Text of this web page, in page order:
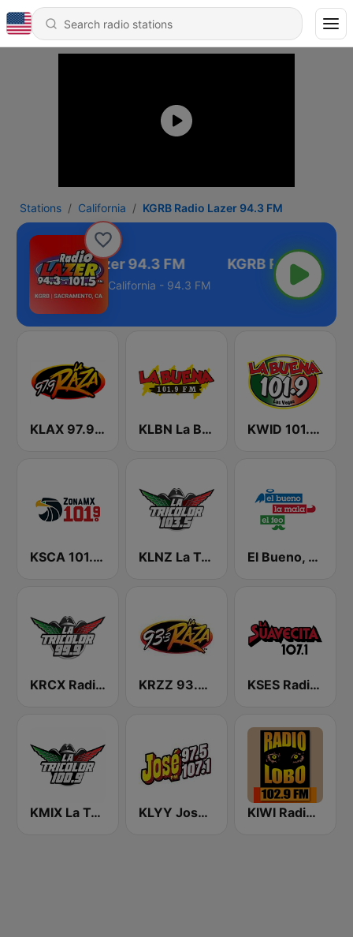
Stations California KGRB Radio Lazer 94.3 FM
KGRB Radio Lazer 94.3 FM
California - 94.3 FM
KLAX 97.9 La Raza FM KLBN La Buena 101.9 FM KWID 101.9 La Buena
KSCA 101.9 Los Angeles FM (US Only) KLNZ La Tricolor 103.5 FM El Bueno, La Mala y El Feo
KRCX Radio La Tricolor 99.9 FM KRZZ 93.3 La Raza FM KSES Radio La Suavecita 107.1
KMIX La Tricolor 100.9 FM KLYY José 97.5 y 107.1 KIWI Radio Lobo 102.9 FM